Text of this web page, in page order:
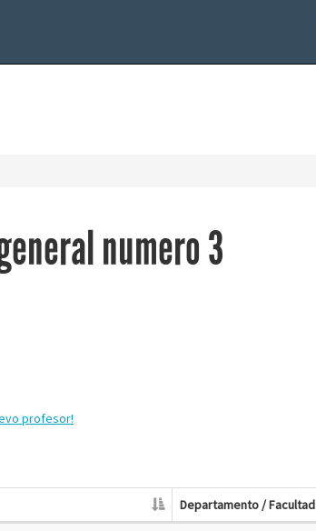
numero 3
profesor!
Departamento / Facultad